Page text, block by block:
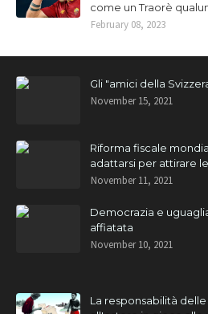
come un Traorè
February 08, 2023
Gli "amici della
November 15, 2021
Riforma fiscale
adattarsi per attirare
November 11, 2021
Democrazia e
affiatata
November 10, 2021
La responsabilità